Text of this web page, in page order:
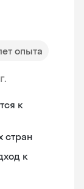
опыта
к
стран
к